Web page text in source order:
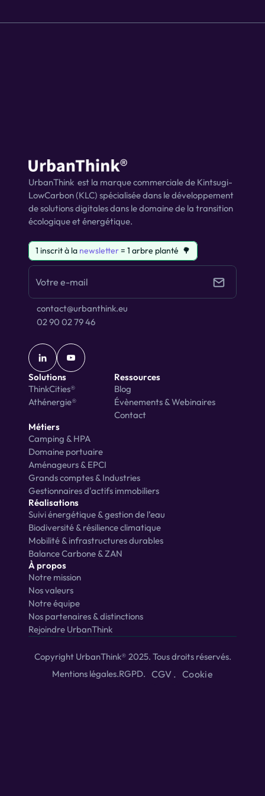
UrbanThink  est la marque commerciale de Kintsugi-
LowCarbon (KLC) spécialisée dans le développement
de solutions digitales dans le domaine de la transition
écologique et énergétique.
contact@urbanthink.eu
02 90 02 79 46
1 inscrit à la newsletter = 1 arbre planté  🌳
Solutions
ThinkCities®
Athénergie®
Ressources
Blog
Évènements & Webinaires
Contact
Métiers
Camping & HPA
Domaine portuaire
Aménageurs & EPCI
Grands comptes & Industries
Gestionnaires d'actifs immobiliers
Réalisations
Suivi énergétique & gestion de l’eau
Biodiversité & résilience climatique
Mobilité & infrastructures durables
Balance Carbone & ZAN
À propos
Notre mission
Nos valeurs
Notre équipe
Nos partenaires & distinctions
Rejoindre UrbanThink
Copyright UrbanThink® 2025. Tous droits réservés.
Mentions légales.RGPD. Cookie
CGV .